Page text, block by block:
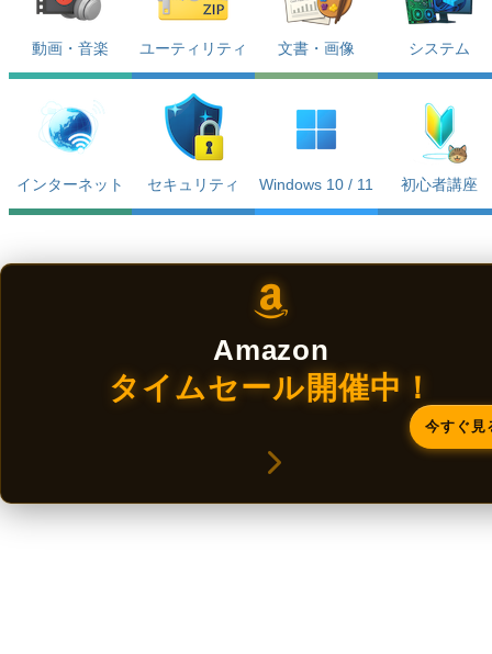
動画・音楽 ユーティリティ 文書・画像 システム
インターネット セキュリティ Windows 10 / 11 初心者講座
Amazon
タイムセール開催中！
今すぐ見